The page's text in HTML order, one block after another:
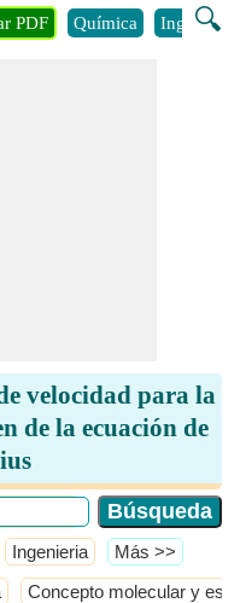
🔍
PDF Química Ingenieria
velocidad para la
de la ecuación de
Ingenieria ​Más >>
Concepto molecular y